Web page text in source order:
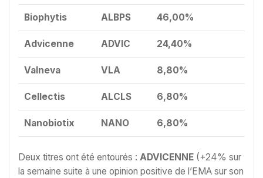
Biophytis ALBPS 46,00%
Advicenne ADVIC 24,40%
Valneva VLA 8,80%
Cellectis ALCLS 6,80%
Nanobiotix NANO 6,80%
Deux titres ont été entourés : ADVICENNE (+24% sur
la semaine suite à une opinion positive de l’EMA sur son